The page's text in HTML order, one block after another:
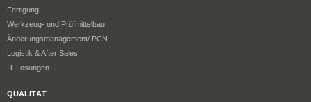
Fertigung
Werkzeug- und Prüfmittelbau
Änderungsmanagement/ PCN
Logistik & After Sales
IT Lösungen
QUALITÄT